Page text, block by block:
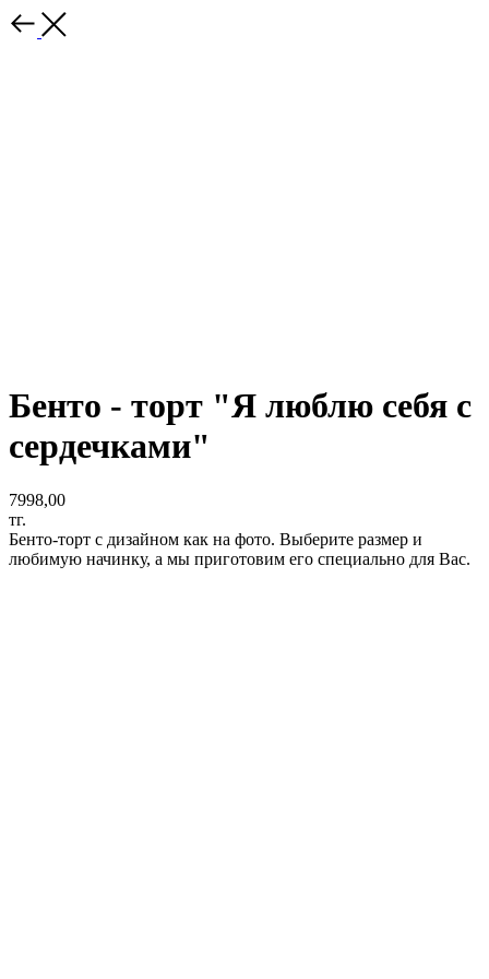
Бенто - торт "Я люблю себя с
сердечками"
7998,00
тг.
Бенто-торт с дизайном как на фото. Выберите размер и
любимую начинку, а мы приготовим его специально для Вас.